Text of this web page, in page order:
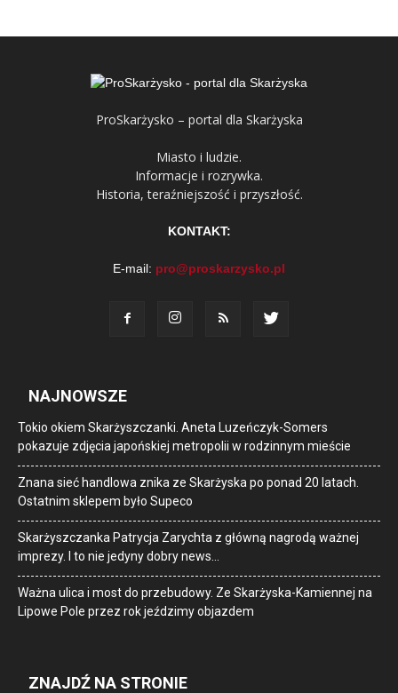
ProSkarżysko – portal dla Skarżyska
Miasto i ludzie.
Informacje i rozrywka.
Historia, teraźniejszość i przyszłość.
KONTAKT:
E-mail: pro@proskarzysko.pl
NAJNOWSZE
Tokio okiem Skarżyszczanki. Aneta Luzeńczyk-Somers
pokazuje zdjęcia japońskiej metropolii w rodzinnym mieście
Znana sieć handlowa znika ze Skarżyska po ponad 20 latach.
Ostatnim sklepem było Supeco
Skarżyszczanka Patrycja Zarychta z główną nagrodą ważnej
imprezy. I to nie jedyny dobry news…
Ważna ulica i most do przebudowy. Ze Skarżyska-Kamiennej na
Lipowe Pole przez rok jeździmy objazdem
ZNAJDŹ NA STRONIE